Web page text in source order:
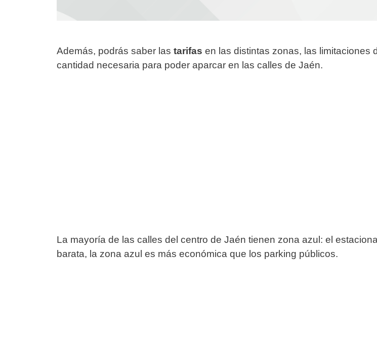
Además, podrás saber las tarifas en las distintas zonas, las limitaciones
cantidad necesaria para poder aparcar en las calles de Jaén.
La mayoría de las calles del centro de Jaén tienen zona azul: el
barata, la zona azul es más económica que los parking públicos.